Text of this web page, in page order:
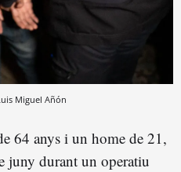
Miguel Añón
64 anys i un home de 21,
juny durant un operatiu